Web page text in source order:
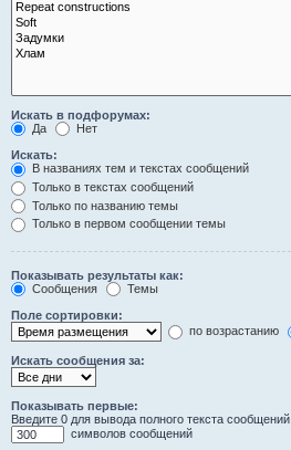
Искать в подфорумах:
Да
Нет
Искать:
В названиях тем и текстах сообщений
Только в текстах сообщений
Только по названию темы
Только в первом сообщении темы
Показывать результаты как:
Сообщения
Темы
Поле сортировки:
по возрастанию
Искать сообщения за:
Показывать первые:
Введите 0 для вывода полного текста сообщений.
символов сообщений